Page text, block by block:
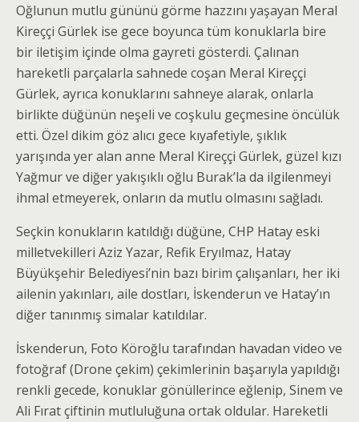
Oğlunun mutlu gününü görme hazzını yaşayan Meral
Kireççi Gürlek ise gece boyunca tüm konuklarla bire
bir iletişim içinde olma gayreti gösterdi. Çalınan
hareketli parçalarla sahnede coşan Meral Kireççi
Gürlek, ayrıca konuklarını sahneye alarak, onlarla
birlikte düğünün neşeli ve coşkulu geçmesine öncülük
etti. Özel dikim göz alıcı gece kıyafetiyle, şıklık
yarışında yer alan anne Meral Kireççi Gürlek, güzel kızı
Yağmur ve diğer yakışıklı oğlu Burak’la da ilgilenmeyi
ihmal etmeyerek, onların da mutlu olmasını sağladı.
Seçkin konukların katıldığı düğüne, CHP Hatay eski
milletvekilleri Aziz Yazar, Refik Eryılmaz, Hatay
Büyükşehir Belediyesi’nin bazı birim çalışanları, her iki
ailenin yakınları, aile dostları, İskenderun ve Hatay’ın
diğer tanınmış simalar katıldılar.
İskenderun, Foto Köroğlu tarafından havadan video ve
fotoğraf (Drone çekim) çekimlerinin başarıyla yapıldığı
renkli gecede, konuklar gönüllerince eğlenip, Sinem ve
Ali Fırat çiftinin mutluluğuna ortak oldular. Hareketli